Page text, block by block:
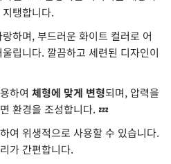
탱합니다.
하며, 부드러운 화이트 컬러로 어
립니다. 깔끔하고 세련된 디자인이
하여 체형에 맞게 변형되며, 압력을
환경을 조성합니다. 💤
하여 위생적으로 사용할 수 있습니다.
가 간편합니다.